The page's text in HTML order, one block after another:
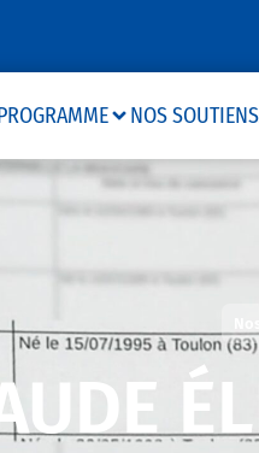
NOS SOUTIENS